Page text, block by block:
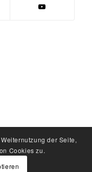
der Seite,
Cookies zu.